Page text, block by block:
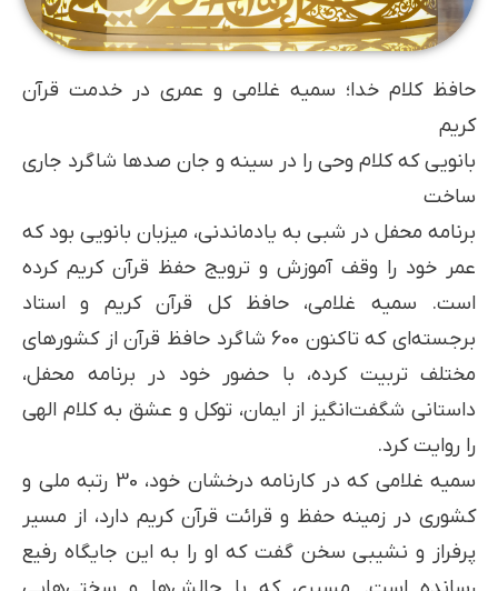
حافظ کلام خدا؛ سمیه غلامی و عمری در خدمت قرآن
کریم
بانویی که کلام وحی را در سینه و جان صدها شاگرد جاری
ساخت
برنامه محفل در شبی به یادماندنی، میزبان بانویی بود که
عمر خود را وقف آموزش و ترویج حفظ قرآن کریم کرده
است. سمیه غلامی، حافظ کل قرآن کریم و استاد
برجسته‌ای که تاکنون 600 شاگرد حافظ قرآن از کشورهای
مختلف تربیت کرده، با حضور خود در برنامه محفل،
داستانی شگفت‌انگیز از ایمان، توکل و عشق به کلام الهی
را روایت کرد.
سمیه غلامی که در کارنامه درخشان خود، 30 رتبه ملی و
کشوری در زمینه حفظ و قرائت قرآن کریم دارد، از مسیر
پرفراز و نشیبی سخن گفت که او را به این جایگاه رفیع